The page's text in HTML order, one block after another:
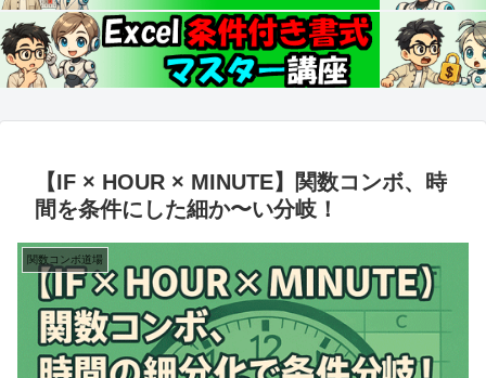
【IF × HOUR × MINUTE】関数コンボ、時
間を条件にした細か〜い分岐！
関数コンボ道場